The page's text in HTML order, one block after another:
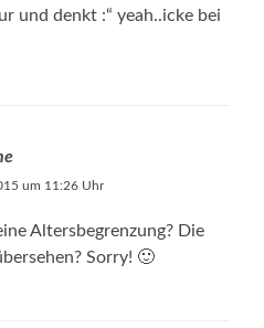
und denkt :“ yeah..icke bei
um 11:26 Uhr
Altersbegrenzung? Die
Sorry! 🙂